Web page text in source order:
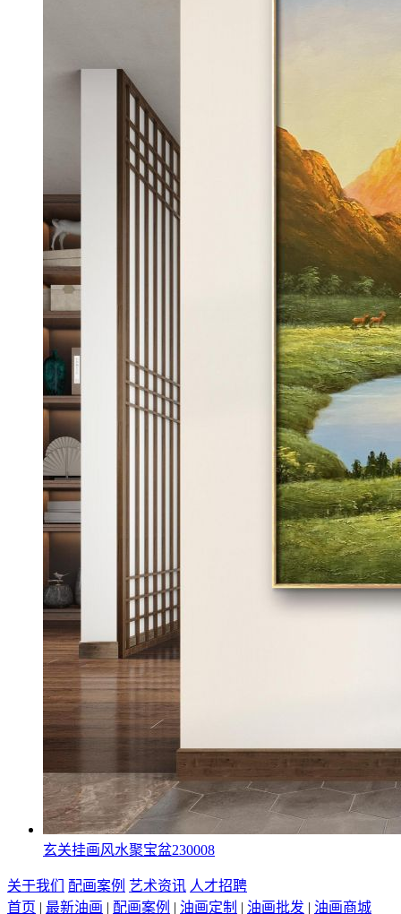
玄关挂画风水聚宝盆230008
关于我们 配画案例 艺术资讯 人才招聘
首页 | 最新油画 | 配画案例 | 油画定制 | 油画批发 | 油画商城